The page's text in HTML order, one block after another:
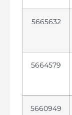
5665632
5664579
5660949